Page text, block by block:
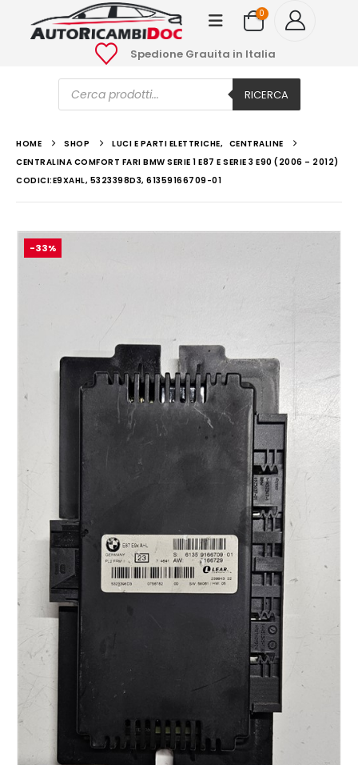
0
Spedione Grauita in Italia
Ricerca
prodotti RICERCA
HOME SHOP LUCI E PARTI ELETTRICHE, CENTRALINE
CENTRALINA COMFORT FARI BMW SERIE 1 E87 E SERIE 3 E90 (2006 – 2012)
CODICI:E9XAHL, 5323398D3, 61359166709-01
-33%